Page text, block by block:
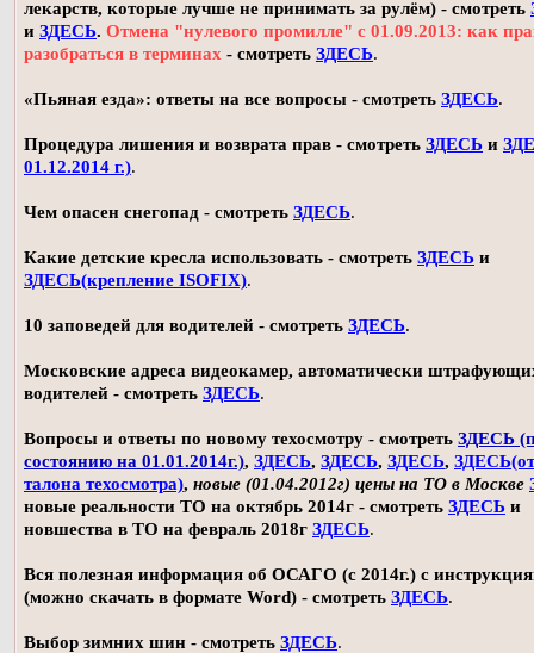
лекарств, которые лучше не принимать за рулём) - смотреть
и ЗДЕСЬ. Отмена "нулевого промилле" с 01.09.2013: как
разобраться в терминах - смотреть ЗДЕСЬ.
«Пьяная езда»: ответы на все вопросы - смотреть ЗДЕСЬ.
Процедура лишения и возврата прав - смотреть ЗДЕСЬ и
01.12.2014 г.).
Чем опасен снегопад - смотреть ЗДЕСЬ.
Какие детские кресла использовать - смотреть ЗДЕСЬ и
ЗДЕСЬ(крепление ISOFIX).
10 заповедей для водителей - смотреть ЗДЕСЬ.
Московские адреса видеокамер, автоматически
водителей - смотреть ЗДЕСЬ.
Вопросы и ответы по новому техосмотру - смотреть ЗДЕСЬ
состоянию на 01.01.2014г.), ЗДЕСЬ, ЗДЕСЬ, ЗДЕСЬ,
талона техосмотра), новые (01.04.2012г) цены на ТО в Москве
новые реальности ТО на октябрь 2014г - смотреть ЗДЕСЬ и
новшества в ТО на февраль 2018г ЗДЕСЬ.
Вся полезная информация об ОСАГО (с 2014г.) с
(можно скачать в формате Word) - смотреть ЗДЕСЬ.
Выбор зимних шин - смотреть ЗДЕСЬ.